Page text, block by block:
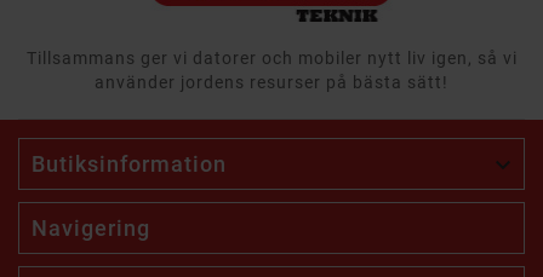
Tillsammans ger vi datorer och mobiler nytt liv igen, så vi
använder jordens resurser på bästa sätt!
Butiksinformation 
Navigering